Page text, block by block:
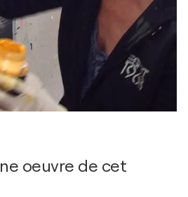
oeuvre de cet